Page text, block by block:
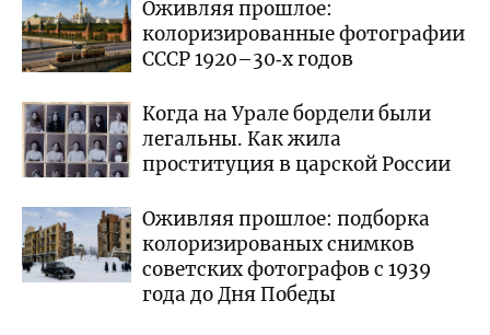
Оживляя прошлое:
колоризированные фотографии
СССР 1920–30‑х годов
Когда на Урале бордели были
легальны. Как жила
проституция в царской России
Оживляя прошлое: подборка
колоризированых снимков
советских фотографов с 1939
года до Дня Победы